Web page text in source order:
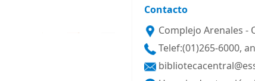
Contacto
Complejo Arenales -
Telef:(01)265-6000,